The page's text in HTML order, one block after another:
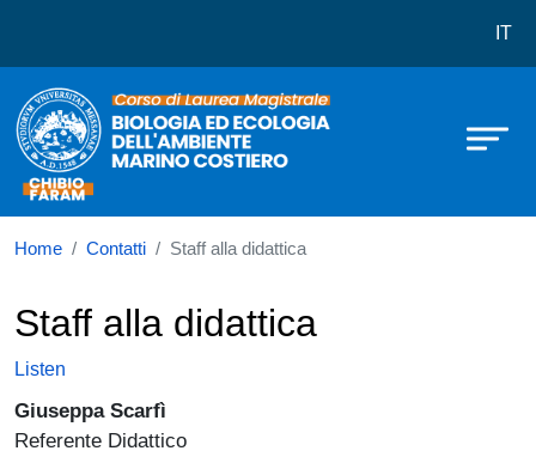
Corso di laurea in Biologia ed IT
Home Contatti Staff alla didattica
Staff alla didattica
Listen
Giuseppa Scarfì
Referente Didattico